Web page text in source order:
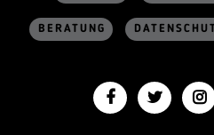
BERATUNG